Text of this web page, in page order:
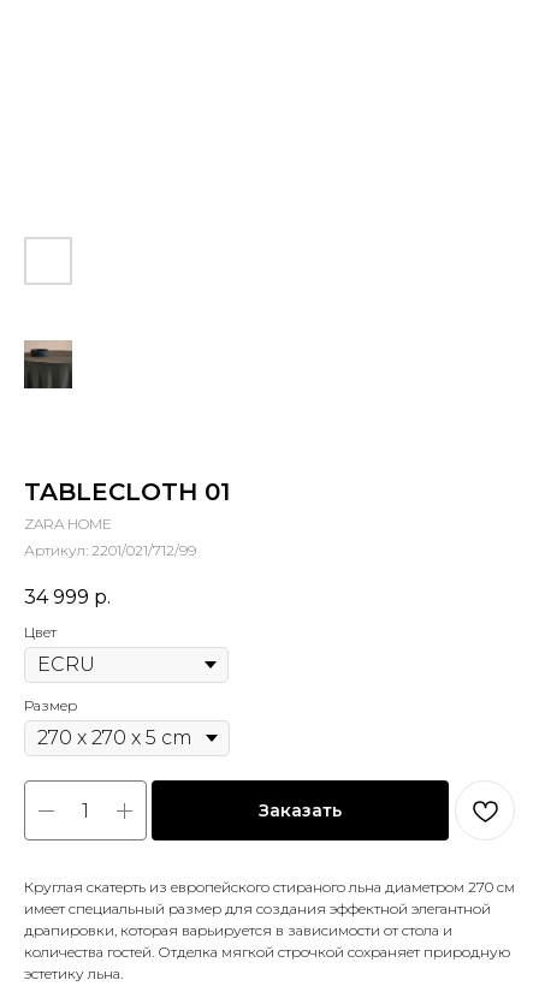
TABLECLOTH 01
ZARA HOME
Артикул: 2201/021/712/99
34 999 р.
Цвет
Размер
Заказать
Круглая скатерть из европейского стираного льна диаметром 270 см
имеет специальный размер для создания эффектной элегантной
драпировки, которая варьируется в зависимости от стола и
количества гостей. Отделка мягкой строчкой сохраняет природную
эстетику льна.